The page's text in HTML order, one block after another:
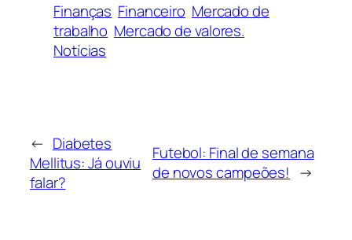
Finanças Financeiro Mercado de
trabalho Mercado de valores.
Notícias
← Diabetes
Mellitus: Já ouviu
falar?
Futebol: Final de semana
de novos campeões! →